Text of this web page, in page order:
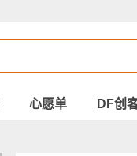
心愿单 DF创